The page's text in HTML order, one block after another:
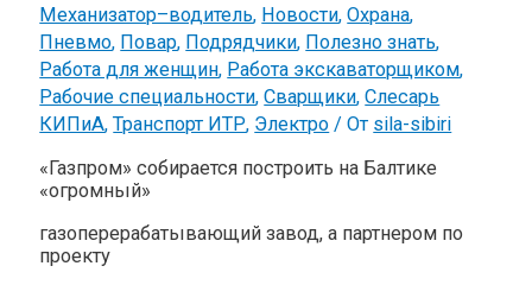
Механизатор–водитель, Новости,Охрана,
Пневмо, Повар, Подрядчики, Полезно знать,
Работа для женщин, Работа экскаваторщиком,
Рабочие специальности,Сварщики,Слесарь
КИПиА,Транспорт ИТР, Электро / От sila-sibiri
«Газпром» собирается построить на Балтике
«огромный»
газоперерабатывающий завод, а партнером по
проекту